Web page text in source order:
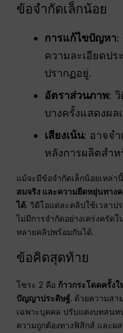
ข้อจำกัดเล็กน้อย
การแก้ไขปัญหา:
ความละเอียดป
ปรากฏอยู่.
อัตราส่วนภาพ:
บางครั้งแสดงผล
เสียงเน้น: อาจจำ
หลังการผลิตสำห
แม้จะมีข้อจำกัดเล็กน้อยเหล่า
สมจริง และความยืดหยุ่นทาง
ได้. วิดีโอแต่ละคลิปใช้เวลาป
ไม่มีการจำกัดอย่างเคร่งครัด
หลายคลิปพร้อมกันได้.
ข้อคิดสุดท้าย
โซระ 2 คือ ก้าวกระโดดครั้ง
ปัญญาประดิษฐ์. ด้วยความสา
เฉพาะบุคคล ปรับแต่งบทสนท
ความถูกต้องทางฟิสิกส์ และผ